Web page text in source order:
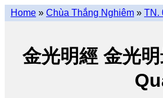
Home » Chùa Thắng Nghiêm » TN.
金光明經 金光